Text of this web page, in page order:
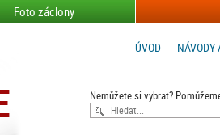
Foto záclony
NÁVODY
ÚVOD
Nemůžete si vybrat?